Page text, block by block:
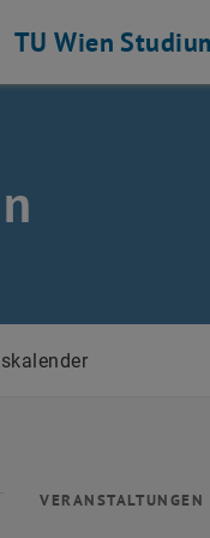
TU Wien